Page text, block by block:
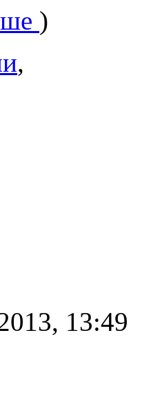
)
,
13:49